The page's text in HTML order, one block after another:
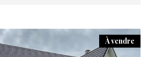
À vendre